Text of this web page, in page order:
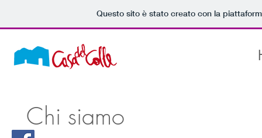
Questo sito è stato creato con la
Chi siamo